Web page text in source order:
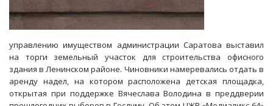
управлению имуществом администрации Саратова выставил
на торги земельный участок для строительства офисного
здания в Ленинском районе. Чиновники намеревались отдать в
аренду надел, на котором расположена детская площадка,
открытая при поддержке Вячеслава Володина в преддверии